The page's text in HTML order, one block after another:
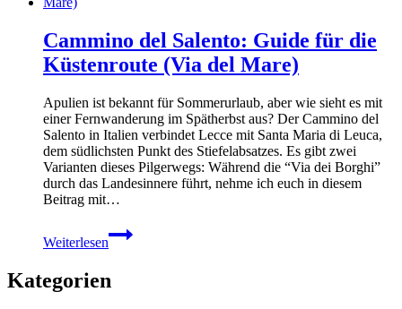
Cammino del Salento: Guide für die
Küstenroute (Via del Mare)
Apulien ist bekannt für Sommerurlaub, aber wie sieht es mit
einer Fernwanderung im Spätherbst aus? Der Cammino del
Salento in Italien verbindet Lecce mit Santa Maria di Leuca,
dem südlichsten Punkt des Stiefelabsatzes. Es gibt zwei
Varianten dieses Pilgerwegs: Während die “Via dei Borghi”
durch das Landesinnere führt, nehme ich euch in diesem
Beitrag mit…
Weiterlesen
Cammino
del
Guide
Kategorien